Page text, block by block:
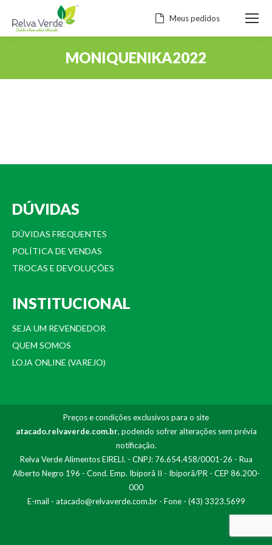
Meus pedidos
MONIQUENIKA2022
DÚVIDAS
DÚVIDAS FREQUENTES
POLÍTICA DE VENDAS
TROCAS E DEVOLUÇÕES
INSTITUCIONAL
SEJA UM REVENDEDOR
QUEM SOMOS
LOJA ONLINE (VAREJO)
Preços e condições exclusivos para o site
atacado.relvaverde.com.br, podendo sofrer alterações sem prévia
notificação.
Relva Verde Alimentos EIRELI. - CNPJ: 76.654.458/0001-26 - Rua
Alberto Negro 196 - Cond. Emp. Ibiporã II - Ibiporã/PR - CEP 86.200-
000
E-mail - atacado@relvaverde.com.br- Fone - (43) 3323.5699